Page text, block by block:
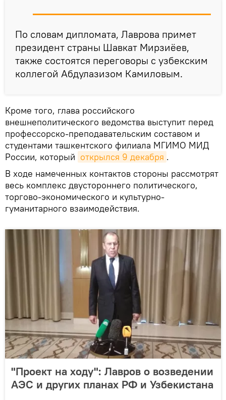
По словам дипломата, Лаврова примет
президент страны Шавкат Мирзиёев,
также состоятся переговоры с узбекским
коллегой Абдулазизом Камиловым.
Кроме того, глава российского
внешнеполитического ведомства выступит перед
профессорско-преподавательским составом и
студентами ташкентского филиала МГИМО МИД
России, который открылся 9 декабря .
В ходе намеченных контактов стороны рассмотрят
весь комплекс двустороннего политического,
торгово-экономического и культурно-
гуманитарного взаимодействия.
"Проект на ходу": Лавров о возведении
АЭС и других планах РФ и Узбекистана